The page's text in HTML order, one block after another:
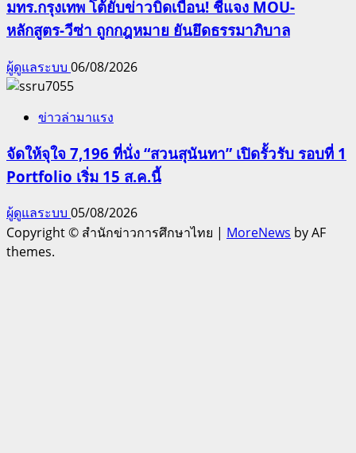
มทร.กรุงเทพ โต้ยับข่าวบิดเบือน! ชี้แจง MOU-
หลักสูตร-วีซ่า ถูกกฎหมาย ยันยึดธรรมาภิบาล
ผู้ดูแลระบบ 06/08/2026
ข่าวล่ามาแรง
จัดให้จุใจ 7,196 ที่นั่ง “สวนสุนันทา” เปิดรั้วรับ รอบที่ 1
Portfolio เริ่ม 15 ส.ค.นี้
ผู้ดูแลระบบ 05/08/2026
Copyright © สำนักข่าวการศึกษาไทย | MoreNews by AF
themes.